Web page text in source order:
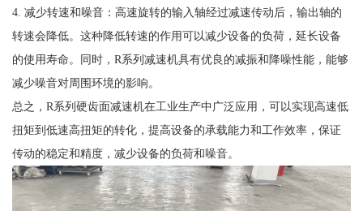
4. 减少转速和噪音：高速旋转的输入轴经过减速传动后，输出轴的
转速会降低。这种降低转速的作用可以减少设备的负荷，延长设备
的使用寿命。同时，R系列减速机具有优良的减振和降噪性能，能够
减少噪音对周围环境的影响。
总之，R系列硬齿面减速机在工业生产中广泛应用，可以实现高速低
扭矩到低速高扭矩的转化，提高设备的承载能力和工作效率，保证
传动的稳定和精度，减少设备的负荷和噪音。